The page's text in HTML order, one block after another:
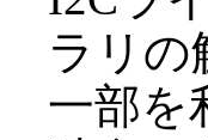
ラリの
一部を